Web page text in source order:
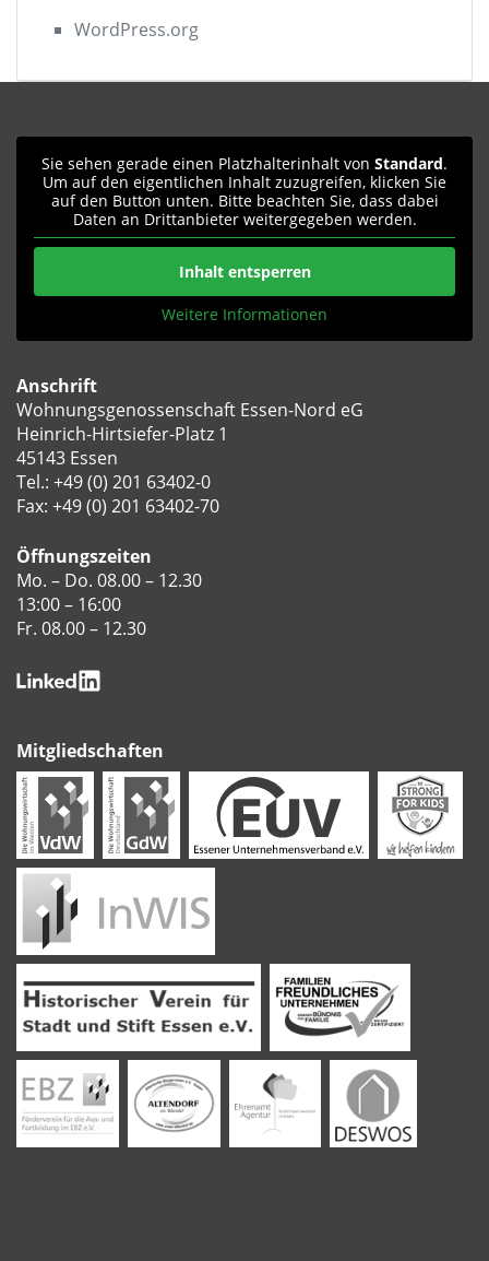
WordPress.org
Sie sehen gerade einen Platzhalterinhalt von Standard.
Um auf den eigentlichen Inhalt zuzugreifen, klicken Sie
auf den Button unten. Bitte beachten Sie, dass dabei
Daten an Drittanbieter weitergegeben werden.
Inhalt entsperren
Weitere Informationen
Anschrift
Wohnungsgenossenschaft Essen-Nord eG
Heinrich-Hirtsiefer-Platz 1
45143 Essen
Tel.: +49 (0) 201 63402-0
Fax: +49 (0) 201 63402-70
Öffnungszeiten
Mo. – Do. 08.00 – 12.30
13:00 – 16:00
Fr. 08.00 – 12.30
Mitgliedschaften